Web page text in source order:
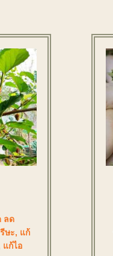
ลด
ษะ, แก้
แก้ไอ